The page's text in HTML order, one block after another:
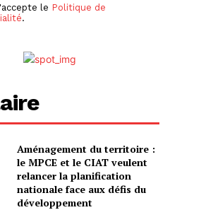
le Politique de
.
Aménagement du territoire :
le MPCE et le CIAT veulent
relancer la planification
nationale face aux défis du
développement